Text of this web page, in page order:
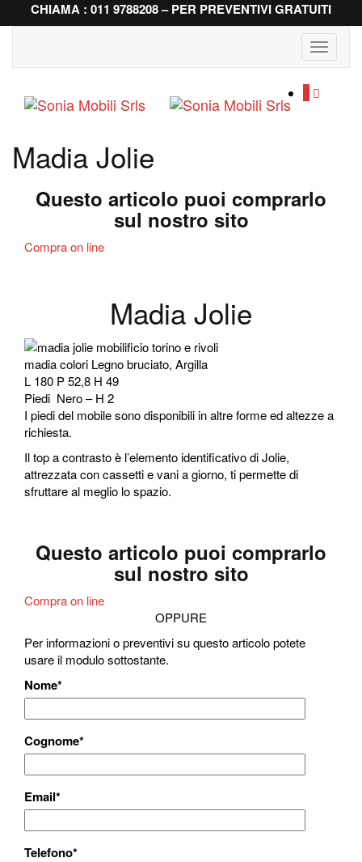
CHIAMA : 011 9788208 – PER PREVENTIVI GRATUITI
Toggle
Madia Jolie
Questo articolo puoi comprarlo
sul nostro sito
Compra on line
Madia Jolie
madia colori Legno bruciato, Argilla
L 180 P 52,8 H 49
Piedi Nero – H 2
I piedi del mobile sono disponibili in altre forme ed altezze a
richiesta.
Il top a contrasto è l’elemento identificativo di Jolie,
attrezzata con cassetti e vani a giorno, ti permette di
sfruttare al meglio lo spazio.
Questo articolo puoi comprarlo
sul nostro sito
Compra on line
OPPURE
Per informazioni o preventivi su questo articolo potete
usare il modulo sottostante.
Nome*
Cognome*
Email*
Telefono*